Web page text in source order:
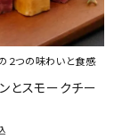
２つの味わいと食感
とスモークチー